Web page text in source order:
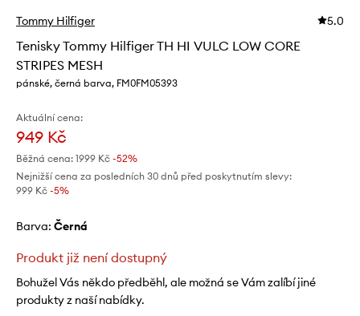
Tommy Hilfiger 5.0
Tenisky Tommy Hilfiger TH HI VULC LOW CORE
STRIPES MESH
pánské, černá barva, FM0FM05393
Aktuální cena:
949 Kč
Běžná cena: 1999 Kč -52%
Nejnižší cena za posledních 30 dnů před poskytnutím slevy:
999 Kč -5%
Barva: černá
Produkt již není dostupný
Bohužel Vás někdo předběhl, ale možná se Vám zalíbí jiné
produkty z naší nabídky.